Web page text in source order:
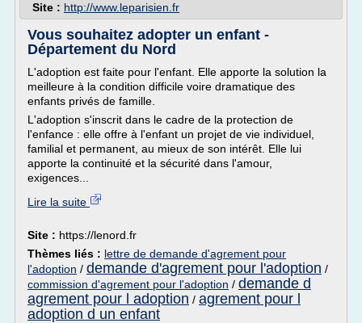
Site : http://www.leparisien.fr
Vous souhaitez adopter un enfant -
Département du Nord
L'adoption est faite pour l'enfant. Elle apporte la solution la
meilleure à la condition difficile voire dramatique des
enfants privés de famille.
L'adoption s'inscrit dans le cadre de la protection de
l'enfance : elle offre à l'enfant un projet de vie individuel,
familial et permanent, au mieux de son intérêt. Elle lui
apporte la continuité et la sécurité dans l'amour,
exigences...
Lire la suite
Site : https://lenord.fr
Thèmes liés : lettre de demande d'agrement pour
l'adoption / demande d'agrement pour l'adoption /
commission d'agrement pour l'adoption / demande d
agrement pour l adoption / agrement pour l
adoption d un enfant